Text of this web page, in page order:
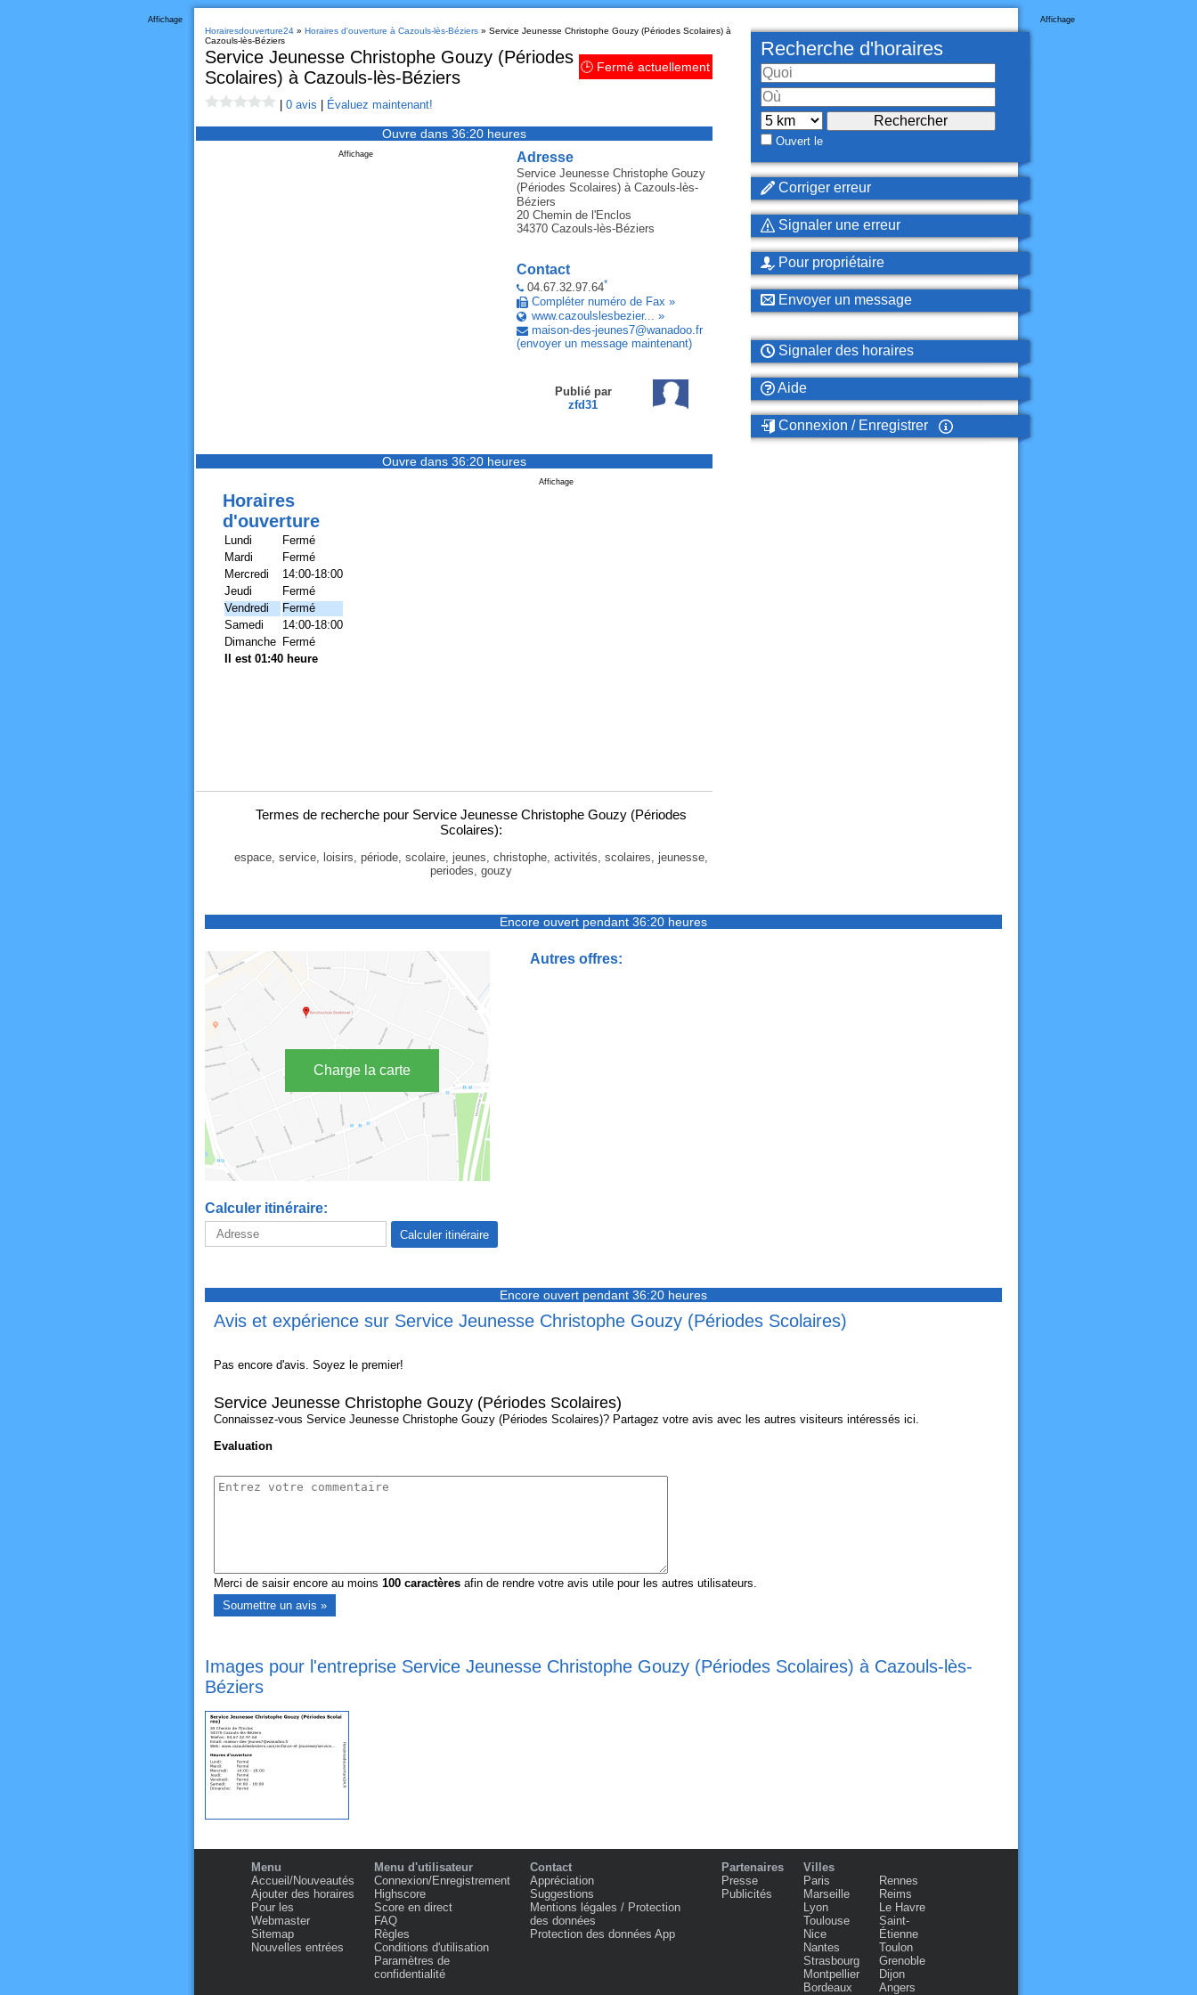
Affichage
Horairesdouverture24» Horaires d'ouverture à Cazouls-lès-Béziers» Service Jeunesse Christophe Gouzy (Périodes Scolaires) à
Cazouls-lès-Béziers
Service Jeunesse Christophe Gouzy (Périodes
Scolaires) à Cazouls-lès-Béziers
🕒 Fermé actuellement
0 avis Évaluez maintenant!
Ouvre dans 36:20 heures
Adresse
Service Jeunesse Christophe Gouzy
(Périodes Scolaires)à Cazouls-lès-
Béziers
20 Chemin de l'Enclos
34370 Cazouls-lès-Béziers
Contact
04.67.32.97.64*
Compléter numéro de Fax »
www.cazoulslesbezier... »
maison-des-jeunes7@wanadoo.fr
(envoyer un message maintenant)
Publié par
zfd31
Affichage
Ouvre dans 36:20 heures
Affichage
Horaires
d'ouverture
Lundi
Fermé
Mardi
Fermé
Mercredi
14:00-18:00
Jeudi
Fermé
Vendredi
Fermé
Samedi
14:00-18:00
Dimanche
Fermé
Il est 01:40 heure
Termes de recherche pour Service Jeunesse Christophe Gouzy (Périodes
Scolaires):
espace, service, loisirs, période, scolaire, jeunes, christophe, activités, scolaires, jeunesse,
periodes, gouzy
Affichage
Recherche d'horaires
Ouvert le
Corriger erreur
Signaler une erreur
Pour propriétaire
Envoyer un message
Signaler des horaires
Aide
Connexion / Enregistrer
Encore ouvert pendant 36:20 heures
Charge la carte
Calculer itinéraire:
Autres offres:
Encore ouvert pendant 36:20 heures
Avis et expérience sur Service Jeunesse Christophe Gouzy (Périodes Scolaires)
Pas encore d'avis. Soyez le premier!
Service Jeunesse Christophe Gouzy (Périodes Scolaires)
Connaissez-vous Service Jeunesse Christophe Gouzy (Périodes Scolaires)? Partagez votre avis avec les autres visiteurs intéressés ici.
Evaluation
Merci de saisir encore au moins 100caractèresafin de rendre votre avis utile pour les autres utilisateurs.
Images pour l'entreprise Service Jeunesse Christophe Gouzy (Périodes Scolaires) à Cazouls-lès-
Béziers
Menu
Accueil/Nouveautés
Ajouter des horaires
Pour les
Webmaster
Sitemap
Nouvelles entrées
Menu d'utilisateur
Connexion/Enregistrement
Highscore
Score en direct
FAQ
Règles
Conditions d'utilisation
Paramètres de
confidentialité
Contact
Appréciation
Suggestions
Mentions légales / Protection
des données
Protection des données App
Partenaires
Presse
Publicités
Villes
Paris
Marseille
Lyon
Toulouse
Nice
Nantes
Strasbourg
Montpellier
Bordeaux
Rennes
Reims
Le Havre
Saint-
Étienne
Toulon
Grenoble
Dijon
Angers